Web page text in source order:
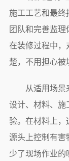
施工工艺和最终
团队和完善监
在装修过程中，
楚，不用担心被
从适用场景
设计、材料、施
验。在材料上，
源头上控制有害
少了现场作业的